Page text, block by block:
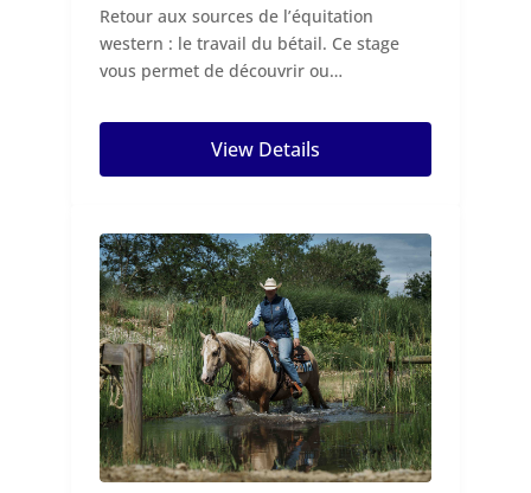
Retour aux sources de l’équitation
western : le travail du bétail. Ce stage
vous permet de découvrir ou
View Details